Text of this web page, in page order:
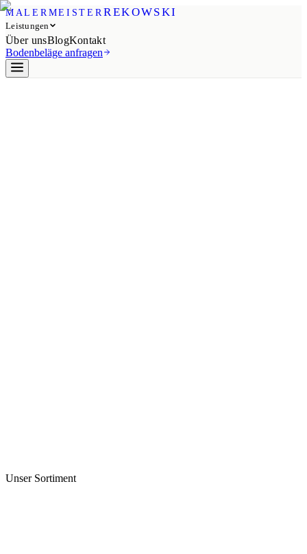
MALERMEISTERREKOWSKI
Leistungen
Über unsBlogKontakt
Bodenbeläge anfragen
Unser Sortiment